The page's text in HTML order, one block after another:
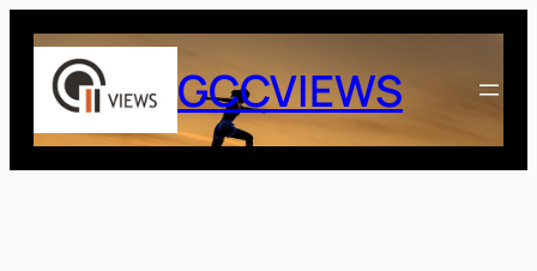
Saltar
contenido
GCCVIEWS